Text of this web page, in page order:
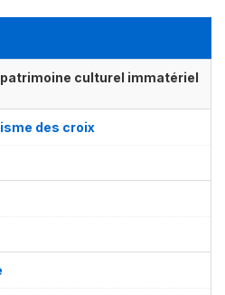
culturel immatériel
des croix